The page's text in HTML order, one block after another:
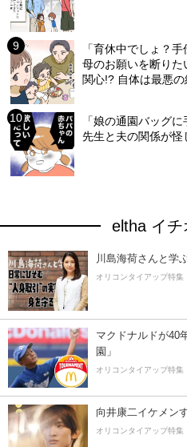
「育休中でしょ？
母のお願いを断り
関心!? 自体は最悪
「娘の通園バッグ
先生と夫の関係が
eltha イチ
川島海荷さんと学
オリコンタイアップ特集
マクドナルドが40
園」
オリコンタイアップ特集
向井康二イケメン
オリコンタイアップ特集